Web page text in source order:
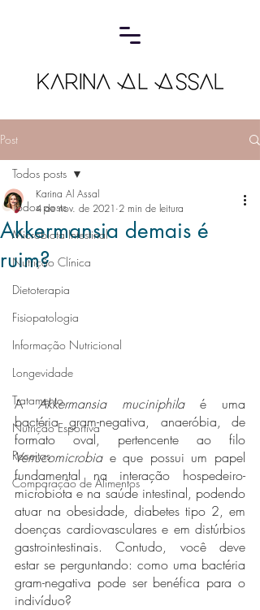
Post
Todos posts
Microbiota Intestinal
Nutrição Clínica
Dietoterapia
Fisiopatologia
Informação Nutricional
Longevidade
Tratamento
Nutrição Esportiva
Receitas
Comparação de Alimentos
Todos posts
Akkermansia demais é
ruim?
Karina Al Assal
4 de nov. de 2021 2 min de leitura
A Akkermansia muciniphila é uma
bactéria gram-negativa, anaeróbia, de
Verrucomicrobia e que possui um papel
fundamental na interação hospedeiro-
microbiota e na saúde intestinal, podendo
atuar na obesidade, diabetes tipo 2, em
doenças cardiovasculares e em distúrbios
gastrointestinais. Contudo, você deve
estar se perguntando: como uma bactéria
gram-negativa pode ser benéfica para o
indivíduo?